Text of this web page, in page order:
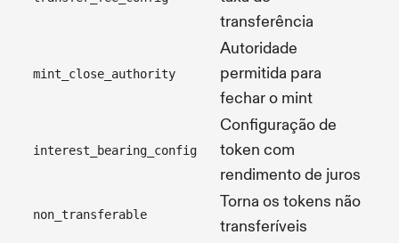
transferência
mint_close_authority
Autoridade
permitida para
fechar o mint
interest_bearing_config
Configuração de
token com
rendimento de juros
non_transferable
Torna os tokens não
transferíveis